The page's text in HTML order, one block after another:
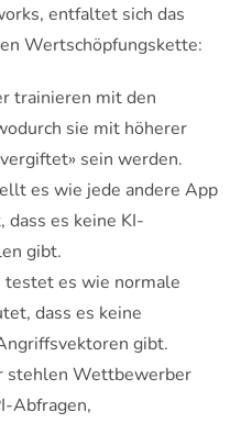
entfaltet sich das
Wertschöpfungskette:
trainieren mit den
sie mit höherer
sein werden.
es wie jede andere App
es keine KI-
gibt.
testet es wie normale
dass es keine
gibt.
stehlen Wettbewerber
Abfragen,